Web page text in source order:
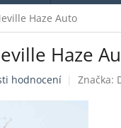
Haze Auto
Haze
hodnocení Značka: